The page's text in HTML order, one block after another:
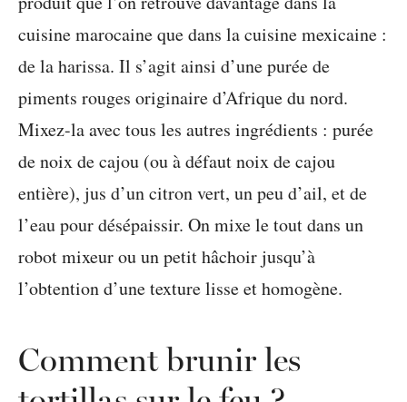
cuisine marocaine que dans la cuisine mexicaine :
de la harissa. Il s’agit ainsi d’une purée de
piments rouges originaire d’Afrique du nord.
Mixez-la avec tous les autres ingrédients : purée
de noix de cajou (ou à défaut noix de cajou
entière), jus d’un citron vert, un peu d’ail, et de
l’eau pour désépaissir. On mixe le tout dans un
robot mixeur ou un petit hâchoir jusqu’à
l’obtention d’une texture lisse et homogène.
Comment brunir les